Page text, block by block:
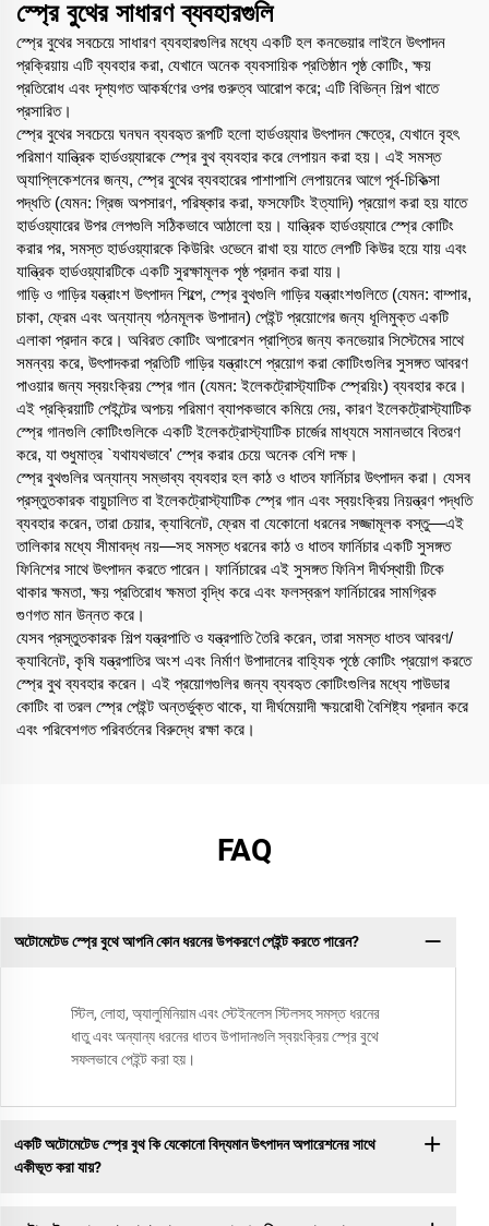
স্প্রে বুথের সাধারণ ব্যবহারগুলি
স্প্রে বুথের সবচেয়ে সাধারণ ব্যবহারগুলির মধ্যে একটি হল কনভেয়ার লাইনে উৎপাদন
প্রক্রিয়ায় এটি ব্যবহার করা, যেখানে অনেক ব্যবসায়িক প্রতিষ্ঠান পৃষ্ঠ কোটিং, ক্ষয়
প্রতিরোধ এবং দৃশ্যগত আকর্ষণের ওপর গুরুত্ব আরোপ করে; এটি বিভিন্ন শিল্প খাতে
প্রসারিত।
স্প্রে বুথের সবচেয়ে ঘনঘন ব্যবহৃত রূপটি হলো হার্ডওয়্যার উৎপাদন ক্ষেত্রে, যেখানে বৃহৎ
পরিমাণ যান্ত্রিক হার্ডওয়্যারকে স্প্রে বুথ ব্যবহার করে লেপায়ন করা হয়। এই সমস্ত
অ্যাপ্লিকেশনের জন্য, স্প্রে বুথের ব্যবহারের পাশাপাশি লেপায়নের আগে পূর্ব-চিকিত্সা
পদ্ধতি (যেমন: গ্রিজ অপসারণ, পরিষ্কার করা, ফসফেটিং ইত্যাদি) প্রয়োগ করা হয় যাতে
হার্ডওয়্যারের উপর লেপগুলি সঠিকভাবে আঠালো হয়। যান্ত্রিক হার্ডওয়্যারে স্প্রে কোটিং
করার পর, সমস্ত হার্ডওয়্যারকে কিউরিং ওভেনে রাখা হয় যাতে লেপটি কিউর হয়ে যায় এবং
যান্ত্রিক হার্ডওয়্যারটিকে একটি সুরক্ষামূলক পৃষ্ঠ প্রদান করা যায়।
গাড়ি ও গাড়ির যন্ত্রাংশ উৎপাদন শিল্পে, স্প্রে বুথগুলি গাড়ির যন্ত্রাংশগুলিতে (যেমন: বাম্পার,
চাকা, ফ্রেম এবং অন্যান্য গঠনমূলক উপাদান) পেইন্ট প্রয়োগের জন্য ধূলিমুক্ত একটি
এলাকা প্রদান করে। অবিরত কোটিং অপারেশন প্রাপ্তির জন্য কনভেয়ার সিস্টেমের সাথে
সমন্বয় করে, উৎপাদকরা প্রতিটি গাড়ির যন্ত্রাংশে প্রয়োগ করা কোটিংগুলির সুসঙ্গত আবরণ
পাওয়ার জন্য স্বয়ংক্রিয় স্প্রে গান (যেমন: ইলেকট্রোস্ট্যাটিক স্প্রেয়িং) ব্যবহার করে।
এই প্রক্রিয়াটি পেইন্টের অপচয় পরিমাণ ব্যাপকভাবে কমিয়ে দেয়, কারণ ইলেকট্রোস্ট্যাটিক
স্প্রে গানগুলি কোটিংগুলিকে একটি ইলেকট্রোস্ট্যাটিক চার্জের মাধ্যমে সমানভাবে বিতরণ
করে, যা শুধুমাত্র `যথাযথভাবে' স্প্রে করার চেয়ে অনেক বেশি দক্ষ।
স্প্রে বুথগুলির অন্যান্য সম্ভাব্য ব্যবহার হল কাঠ ও ধাতব ফার্নিচার উৎপাদন করা। যেসব
প্রস্তুতকারক বায়ুচালিত বা ইলেকট্রোস্ট্যাটিক স্প্রে গান এবং স্বয়ংক্রিয় নিয়ন্ত্রণ পদ্ধতি
ব্যবহার করেন, তারা চেয়ার, ক্যাবিনেট, ফ্রেম বা যেকোনো ধরনের সজ্জামূলক বস্তু—এই
তালিকার মধ্যে সীমাবদ্ধ নয়—সহ সমস্ত ধরনের কাঠ ও ধাতব ফার্নিচার একটি সুসঙ্গত
ফিনিশের সাথে উৎপাদন করতে পারেন। ফার্নিচারের এই সুসঙ্গত ফিনিশ দীর্ঘস্থায়ী টিকে
থাকার ক্ষমতা, ক্ষয় প্রতিরোধ ক্ষমতা বৃদ্ধি করে এবং ফলস্বরূপ ফার্নিচারের সামগ্রিক
গুণগত মান উন্নত করে।
যেসব প্রস্তুতকারক শিল্প যন্ত্রপাতি ও যন্ত্রপাতি তৈরি করেন, তারা সমস্ত ধাতব আবরণ/
ক্যাবিনেট, কৃষি যন্ত্রপাতির অংশ এবং নির্মাণ উপাদানের বাহ্যিক পৃষ্ঠে কোটিং প্রয়োগ করতে
স্প্রে বুথ ব্যবহার করেন। এই প্রয়োগগুলির জন্য ব্যবহৃত কোটিংগুলির মধ্যে পাউডার
কোটিং বা তরল স্প্রে পেইন্ট অন্তর্ভুক্ত থাকে, যা দীর্ঘমেয়াদী ক্ষয়রোধী বৈশিষ্ট্য প্রদান করে
এবং পরিবেশগত পরিবর্তনের বিরুদ্ধে রক্ষা করে।
FAQ
অটোমেটেড স্প্রে বুথে আপনি কোন ধরনের উপকরণে পেইন্ট করতে পারেন?
স্টিল, লোহা, অ্যালুমিনিয়াম এবং স্টেইনলেস স্টিলসহ সমস্ত ধরনের
ধাতু এবং অন্যান্য ধরনের ধাতব উপাদানগুলি স্বয়ংক্রিয় স্প্রে বুথে
সফলভাবে পেইন্ট করা হয়।
একটি অটোমেটেড স্প্রে বুথ কি যেকোনো বিদ্যমান উৎপাদন অপারেশনের সাথে
একীভূত করা যায়?